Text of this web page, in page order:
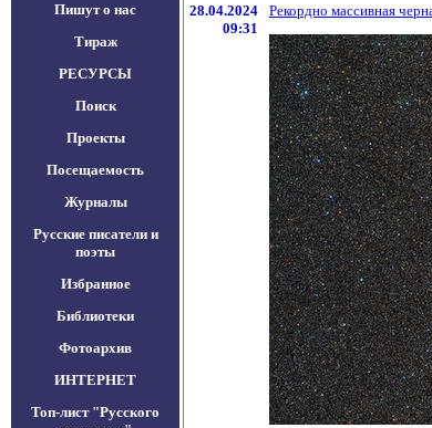
Пишут о нас
Тираж
РЕСУРСЫ
Поиск
Проекты
Посещаемость
Журналы
Русские писатели и
поэты
Избранное
Библиотеки
Фотоархив
ИНТЕРНЕТ
Топ-лист "Русского
28.04.2024
09:31
Рекордно массивная